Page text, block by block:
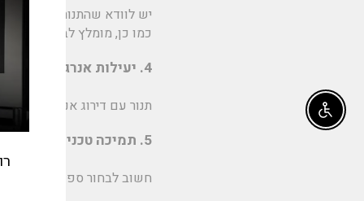
יש לוודא שהתנור עשוי
כמו כן, מומלץ לבדוק את
4. יעילות אנרגטית
תנור עם דירוג אנרגטי גבוה
5. תמיכה טכנית ושירות
חשוב לבחור ספק המציע
Enable accessibility